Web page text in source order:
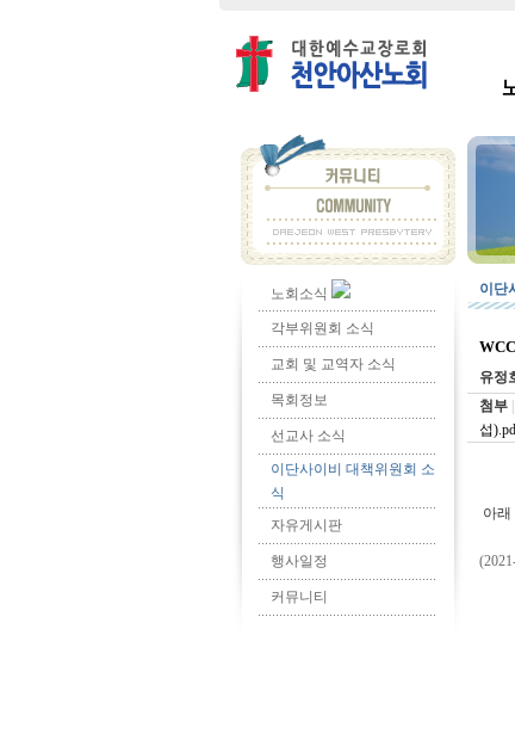
노회소식
각부위원회 소식
교회 및 교역자 소식
목회정보
선교사 소식
이단사이비 대책위원회 소
식
자유게시판
행사일정
커뮤니티
이단
유정
첨부
섭
아래